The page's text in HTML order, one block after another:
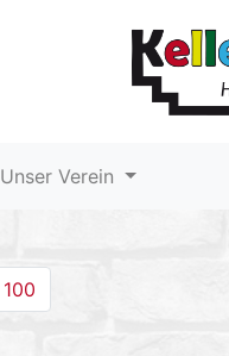
Unser Verein
100